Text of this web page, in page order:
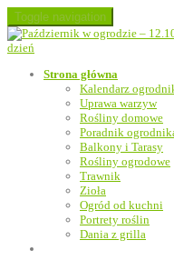
Toggle navigation
Strona główna
Kalendarz
Uprawa warzyw
Rośliny domowe
Poradnik
Balkony i Tarasy
Rośliny ogrodowe
Trawnik
Zioła
Ogród od kuchni
Portrety roślin
Dania z grilla